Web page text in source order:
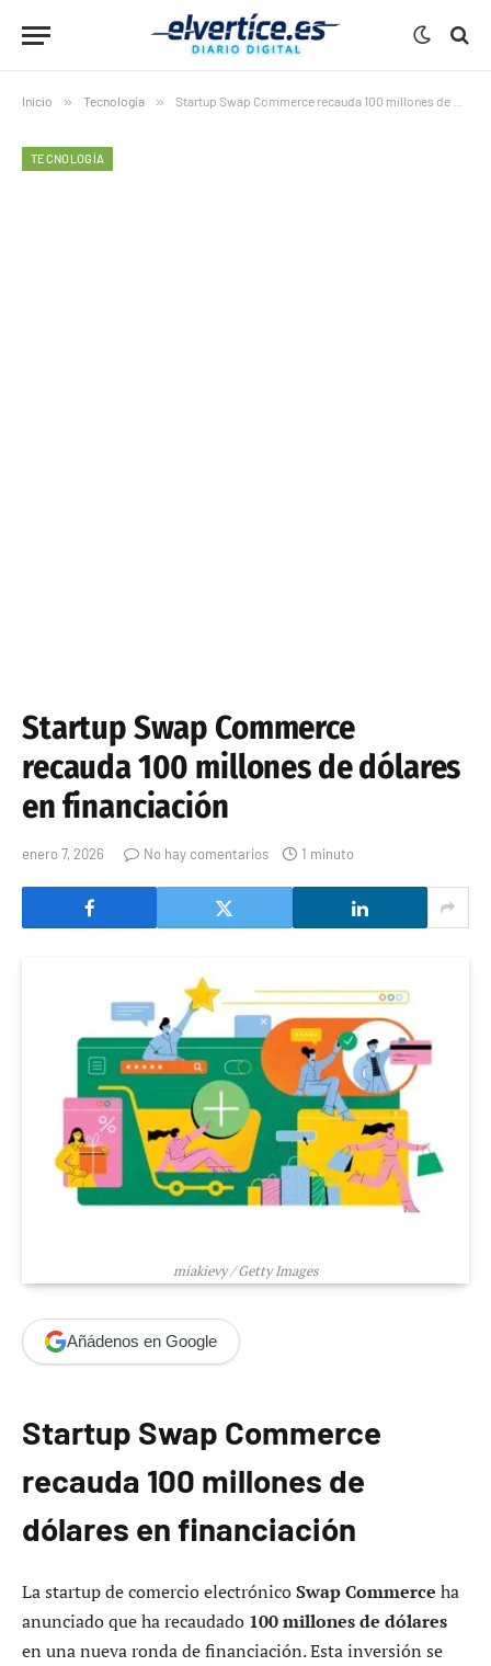
Inicio » Tecnología » Startup Swap Commerce recauda 100 millones de dólares en financiación
TECNOLOGÍA
Startup Swap Commerce
recauda 100 millones de dólares
en financiación
enero 7, 2026 No hay comentarios 1 minuto
miakievy / Getty Images
Añádenos en Google
Startup Swap Commerce
recauda 100 millones de
dólares en financiación
La startup de comercio electrónicoSwap Commerce ha
anunciado que ha recaudado 100 millones de dólares
en una nueva ronda de financiación. Esta inversión se